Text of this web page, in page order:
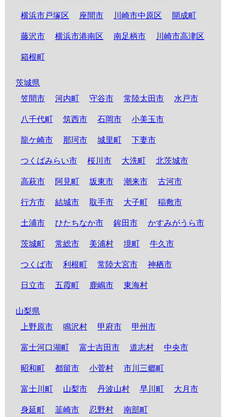
横浜市戸塚区 座間市 川崎市中原区 開成町
藤沢市 横浜市港南区 南足柄市 川崎市高津区
箱根町
茨城県
笠間市
河内町 守谷市 常陸太田市 水戸市
八千代町 筑西市 石岡市 小美玉市
龍ケ崎市 那珂市 城里町 下妻市
つくばみらい市 桜川市 大洗町 北茨城市
高萩市 阿見町 坂東市 潮来市 古河市
行方市 結城市 取手市 大子町 稲敷市
土浦市 ひたちなか市 鉾田市 かすみがうら市
茨城町 常総市 美浦村 境町 牛久市
つくば市 利根町 常陸大宮市 神栖市
日立市 五霞町 鹿嶋市 東海村
山梨県
上野原市
鳴沢村 甲府市 甲州市
富士河口湖町 富士吉田市 道志村 中央市
昭和町 都留市 小菅村 市川三郷町
富士川町 山梨市 丹波山村 早川町 大月市
身延町 韮崎市 忍野村 南部町